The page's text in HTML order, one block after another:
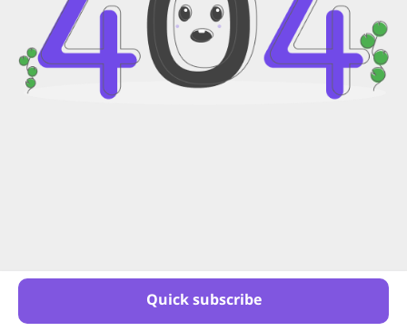
Quick subscribe